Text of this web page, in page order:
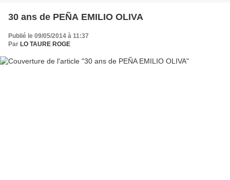
30 ans de PEÑA EMILIO OLIVA
Publié le 09/05/2014 à 11:37
Par LO TAURE ROGE